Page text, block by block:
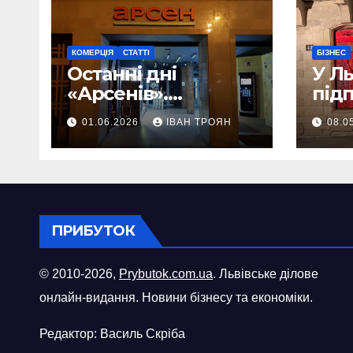
КОМЕРЦІЯ СТАТТІ
Останні дні
«Арсенів».
Фоторепортаж
01.06.2026 ІВАН ТРОЯН
БІЗНЕС
У
ПРИБУТОК
© 2010-2026, Prybutok.com.ua. Львівське ділове
онлайн-видання. Новини бізнесу та економіки.
Редактор: Василь Скріба